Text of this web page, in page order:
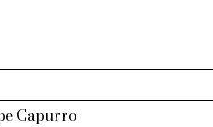
Capurro